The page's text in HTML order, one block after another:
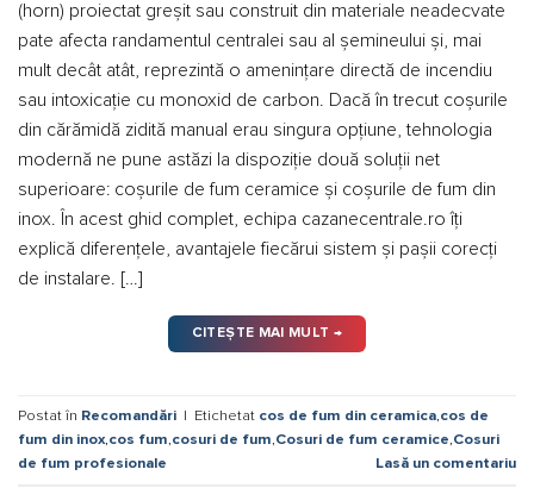
(horn) proiectat greșit sau construit din materiale neadecvate
pate afecta randamentul centralei sau al șemineului și, mai
mult decât atât, reprezintă o amenințare directă de incendiu
sau intoxicație cu monoxid de carbon. Dacă în trecut coșurile
din cărămidă zidită manual erau singura opțiune, tehnologia
modernă ne pune astăzi la dispoziție două soluții net
superioare: coșurile de fum ceramice și coșurile de fum din
inox. În acest ghid complet, echipa cazanecentrale.ro îți
explică diferențele, avantajele fiecărui sistem și pașii corecți
de instalare. […]
CITEȘTE MAI MULT →
Postat în Recomandări | Etichetat cos de fum din ceramica,cos de
fum din inox,cos fum,cosuri de fum,Cosuri de fum ceramice,Cosuri
de fum profesionale
Lasă un comentariu